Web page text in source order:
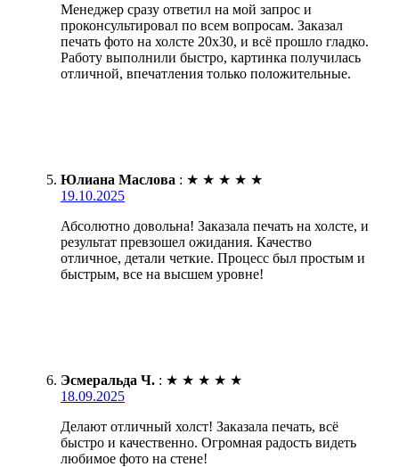
Менеджер сразу ответил на мой запрос и
проконсультировал по всем вопросам. Заказал
печать фото на холсте 20х30, и всё прошло гладко.
Работу выполнили быстро, картинка получилась
отличной, впечатления только положительные.
Юлиана Маслова : ★ ★ ★ ★ ★
19.10.2025
Абсолютно довольна! Заказала печать на холсте, и
результат превзошел ожидания. Качество
отличное, детали четкие. Процесс был простым и
быстрым, все на высшем уровне!
Эсмеральда Ч. : ★ ★ ★ ★ ★
18.09.2025
Делают отличный холст! Заказала печать, всё
быстро и качественно. Огромная радость видеть
любимое фото на стене!